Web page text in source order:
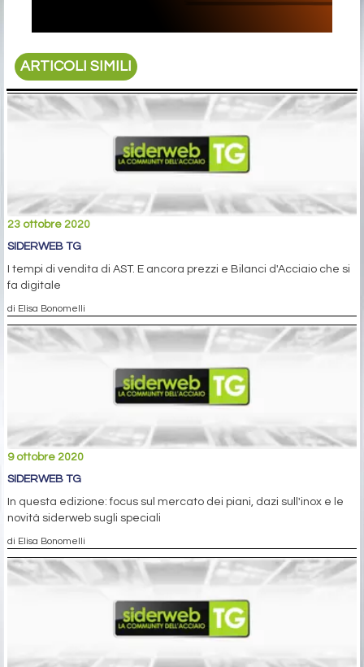
ARTICOLI SIMILI
23 ottobre 2020
SIDERWEB TG
I tempi di vendita di AST. E ancora prezzi e Bilanci d'Acciaio che si
fa digitale
di Elisa Bonomelli
9 ottobre 2020
SIDERWEB TG
In questa edizione: focus sul mercato dei piani, dazi sull'inox e le
novità siderweb sugli speciali
di Elisa Bonomelli